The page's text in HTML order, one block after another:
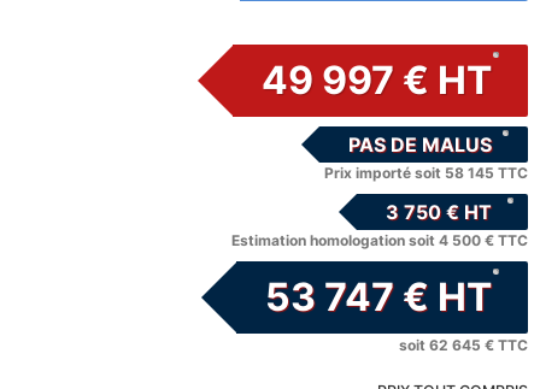
49 997 € HT
PAS DE MALUS
Prix importé soit 58 145 TTC
3 750 € HT
Estimation homologation soit 4 500 € TTC
53 747 € HT
soit 62 645 € TTC